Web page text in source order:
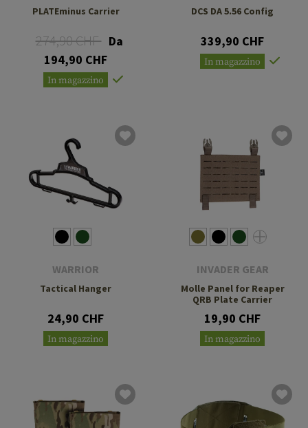
PLATEminus Carrier
274,90 CHF Da
194,90 CHF
In magazzino
DCS DA 5.56 Config
339,90 CHF
In magazzino
WARRIOR
Tactical Hanger
24,90 CHF
In magazzino
INVADER GEAR
Molle Panel for Reaper
QRB Plate Carrier
19,90 CHF
In magazzino